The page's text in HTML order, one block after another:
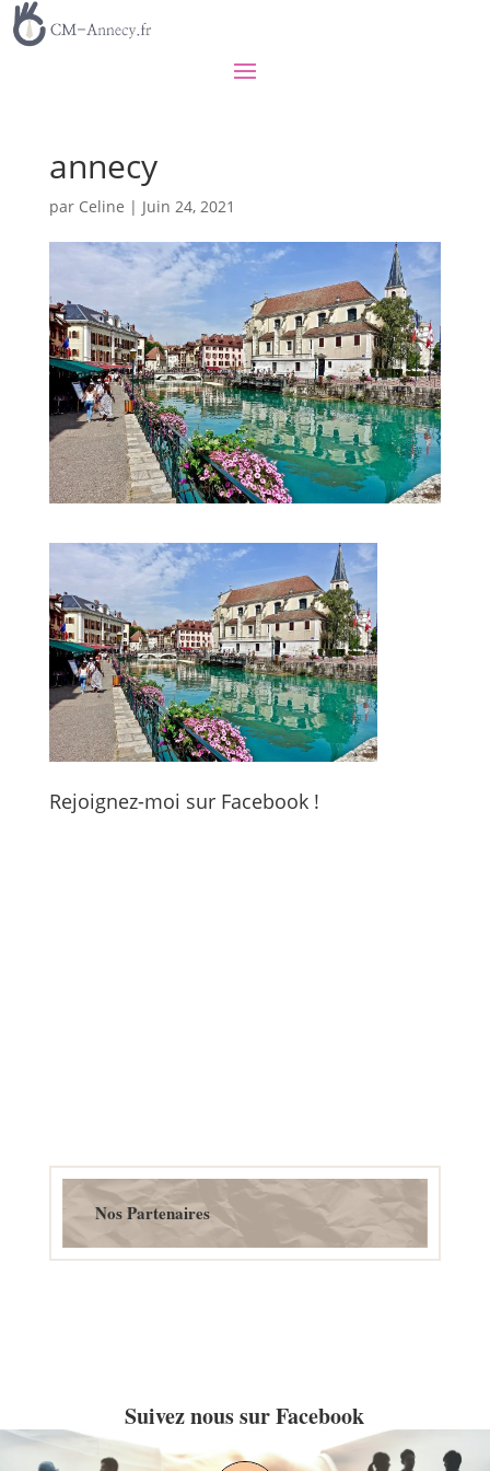
annecy
par Celine | Juin 24, 2021
Rejoignez-moi sur Facebook !
Nos Partenaires
Suivez nous sur Facebook